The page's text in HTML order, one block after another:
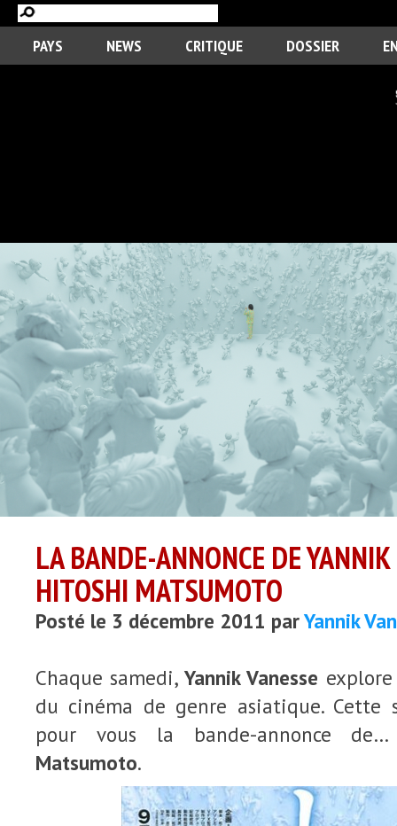
PAYS NEWS CRITIQUE DOSSIER
LA BANDE-ANNONCE DE
HITOSHI MATSUMOTO
Posté le 3 décembre 2011 parYannik
Chaque samedi,Yannik Vanesse
du cinéma de genre asiatique. Cette
pour vous la bande-annonce
Matsumoto.